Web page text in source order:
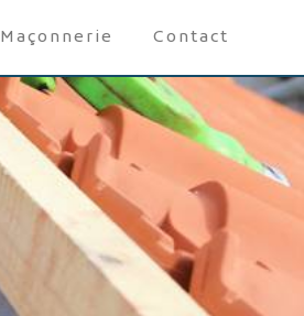
Maçonnerie Contact